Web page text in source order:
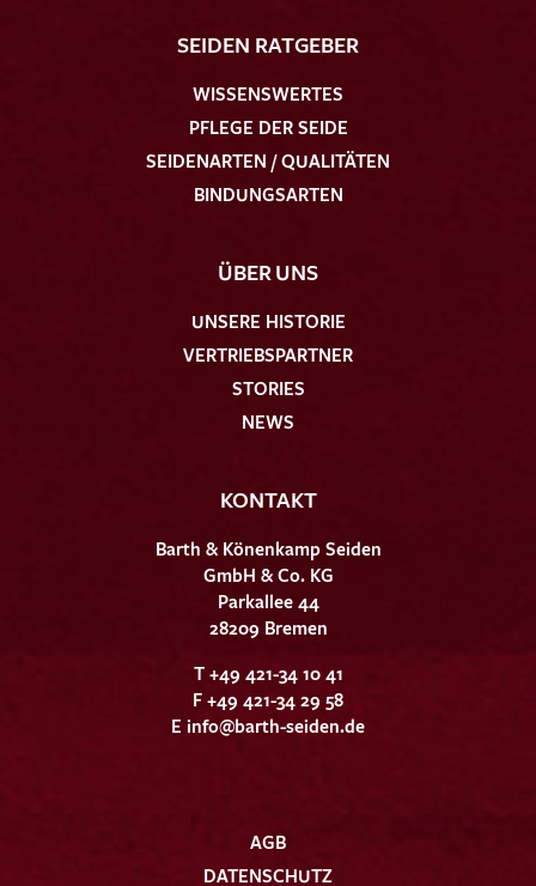
SEIDEN RATGEBER
WISSENSWERTES
PFLEGE DER SEIDE
SEIDENARTEN / QUALITÄTEN
BINDUNGSARTEN
ÜBER UNS
UNSERE HISTORIE
VERTRIEBSPARTNER
STORIES
NEWS
KONTAKT
Barth & Könenkamp Seiden
GmbH & Co. KG
Parkallee 44
28209 Bremen
T +49 421-34 10 41
F +49 421-34 29 58
E info@barth-seiden.de
AGB
DATENSCHUTZ